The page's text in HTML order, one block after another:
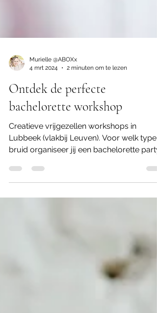
Murielle @ABOXx
4 mrt 2024
2 minuten om te lezen
Ontdek de perfecte
bachelorette workshop
Lubbeek (vlakbij Leuven). Voor welk type
bruid organiseer jij een bachelorette